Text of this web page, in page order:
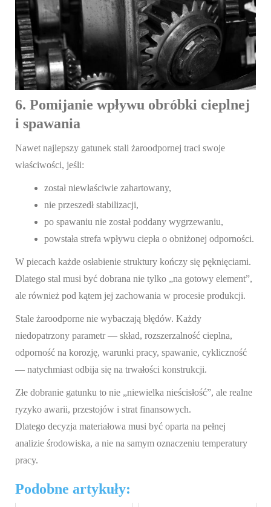
6. Pomijanie wpływu obróbki cieplnej
i spawania
Nawet najlepszy gatunek stali żaroodpornej traci swoje
właściwości, jeśli:
został niewłaściwie zahartowany,
nie przeszedł stabilizacji,
po spawaniu nie został poddany wygrzewaniu,
powstała strefa wpływu ciepła o obniżonej odporności.
W piecach każde osłabienie struktury kończy się pęknięciami.
Dlatego stal musi być dobrana nie tylko „na gotowy element”,
ale również pod kątem jej zachowania w procesie produkcji.
Stale żaroodporne nie wybaczają błędów. Każdy
niedopatrzony parametr — skład, rozszerzalność cieplna,
odporność na korozję, warunki pracy, spawanie, cykliczność
— natychmiast odbija się na trwałości konstrukcji.
Złe dobranie gatunku to nie „niewielka nieścisłość”, ale realne
ryzyko awarii, przestojów i strat finansowych.
Dlatego decyzja materiałowa musi być oparta na pełnej
analizie środowiska, a nie na samym oznaczeniu temperatury
pracy.
Podobne artykuły: